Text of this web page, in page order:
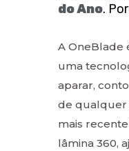
do Ano.
A OneBlade
uma
aparar,
de qualquer
mais recente
lâmina 360,